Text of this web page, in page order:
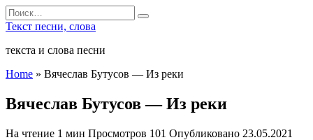
Перейти
к
Search
for:
Текст песни, слова
текста и слова песни
Home » Вячеслав Бутусов — Из реки
Вячеслав Бутусов — Из реки
На чтение 1 мин Просмотров 101 Опубликовано 23.05.2021